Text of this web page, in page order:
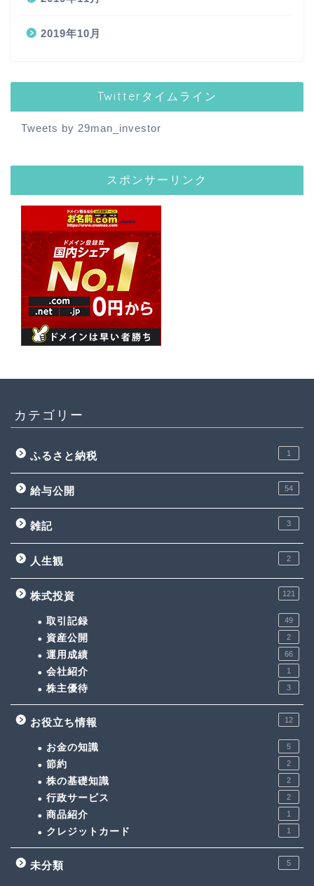
2019年10月
Twitterタイムライン
Tweets by 29man_investor
スポンサーリンク
カテゴリー
ふるさと納税 1
給与公開 54
雑記 3
人生観 2
株式投資 121
取引記録 49
資産公開 2
運用成績 66
会社紹介 1
株主優待 3
お役立ち情報 12
お金の知識 5
節約 2
株の基礎知識 2
行政サービス 2
商品紹介 1
クレジットカード 1
未分類 5